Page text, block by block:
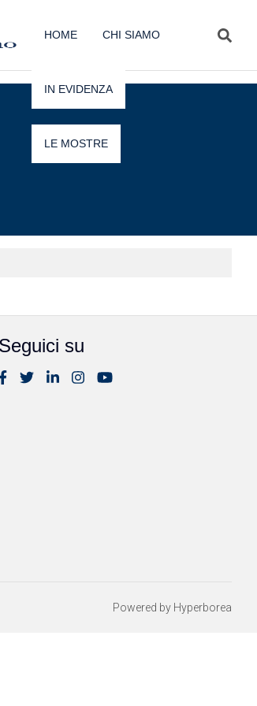
HOME CHI SIAMO
IN EVIDENZA
LE MOSTRE
Seguici su
Powered by Hyperborea